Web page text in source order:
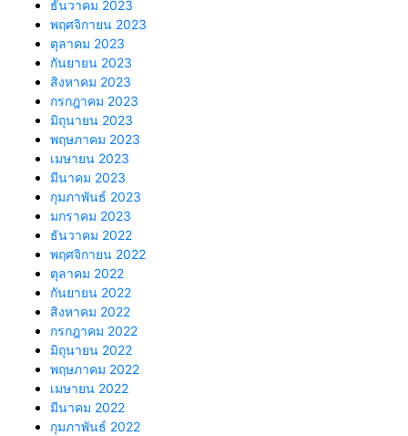
ธันวาคม 2023
พฤศจิกายน 2023
ตุลาคม 2023
กันยายน 2023
สิงหาคม 2023
กรกฎาคม 2023
มิถุนายน 2023
พฤษภาคม 2023
เมษายน 2023
มีนาคม 2023
กุมภาพันธ์ 2023
มกราคม 2023
ธันวาคม 2022
พฤศจิกายน 2022
ตุลาคม 2022
กันยายน 2022
สิงหาคม 2022
กรกฎาคม 2022
มิถุนายน 2022
พฤษภาคม 2022
เมษายน 2022
มีนาคม 2022
กุมภาพันธ์ 2022